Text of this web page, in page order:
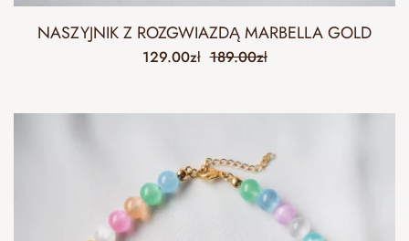
NASZYJNIK Z ROZGWIAZDĄ MARBELLA GOLD
189.00zł
129.00zł